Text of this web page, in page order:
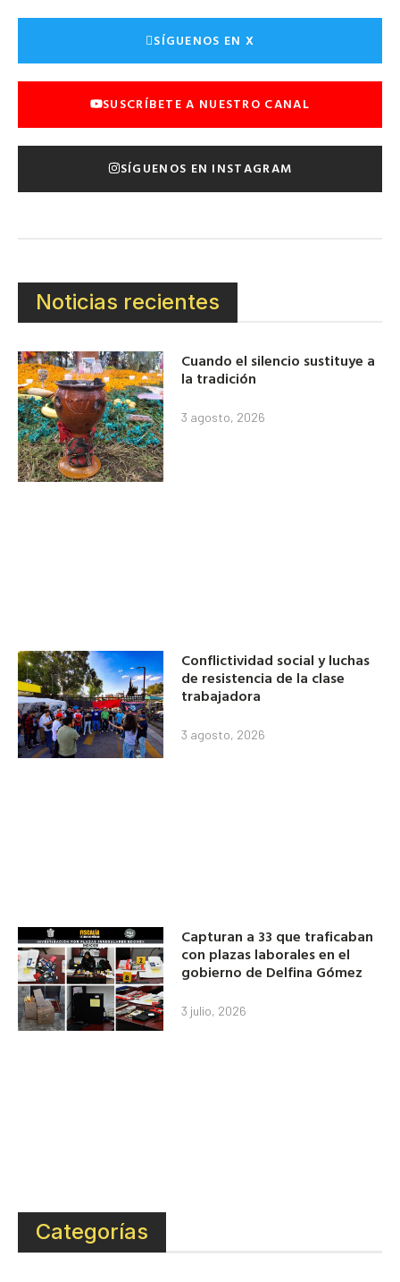
SÍGUENOS EN X
SUSCRÍBETE A NUESTRO CANAL
SÍGUENOS EN INSTAGRAM
Noticias recientes
Cuando el silencio sustituye a
la tradición
3 agosto, 2026
Conflictividad social y luchas
de resistencia de la clase
trabajadora
3 agosto, 2026
Capturan a 33 que traficaban
con plazas laborales en el
gobierno de Delfina Gómez
3 julio, 2026
Categorías